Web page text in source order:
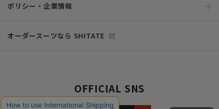
ポリシー・企業情報
オーダースーツなら SHITATE
OFFICIAL SNS